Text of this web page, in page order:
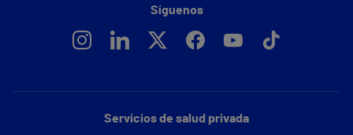
Servicios de salud privada
Síguenos